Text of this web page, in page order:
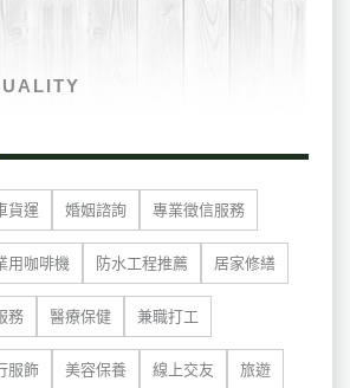
貨運 婚姻諮詢 專業徵信服務
用咖啡機 防水工程推薦 居家修繕
務 醫療保健 兼職打工
服飾 美容保養 線上交友 旅遊